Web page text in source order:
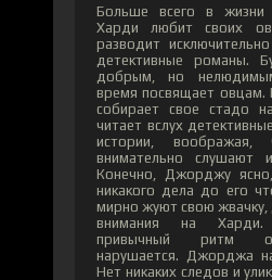
Больше всего в
Харди любит своих
разводит
детективные романы.
добрым, но
время посвящает
собирает свое стадо
читает вслух
истории,
внимательно слушают
Конечно, Джорджу
никакого дела до его
мирно жуют свою
внимания на
привычный ритм
нарушается. Джорджа
Нет никаких следов и